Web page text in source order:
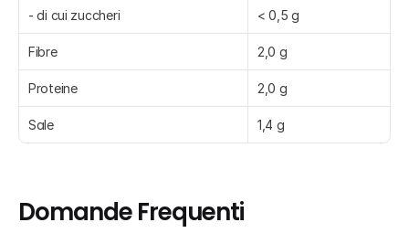
- di cui zuccheri < 0,5 g
Fibre 2,0 g
Proteine 2,0 g
Sale 1,4 g
Domande Frequenti